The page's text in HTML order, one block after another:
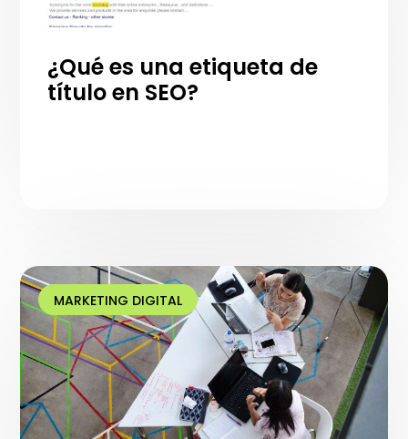
¿Qué es una etiqueta de
título en SEO?
MARKETING DIGITAL